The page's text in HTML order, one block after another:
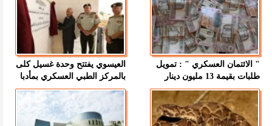
" الائتمان العسكري " : تمويل
طلبات بقيمة 13 مليون دينار
العيسوي يفتتح وحدة غسيل كلى
بالمركز الطبي العسكري بمأدبا